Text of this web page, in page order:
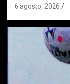
6 agosto, 2026